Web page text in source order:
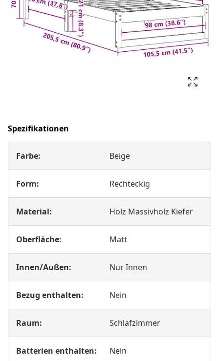
Spezifikationen
Farbe: Beige
Form: Rechteckig
Material: Holz Massivholz Kiefer
Oberfläche: Matt
Innen/Außen: Nur Innen
Bezug enthalten: Nein
Raum: Schlafzimmer
Batterien enthalten: Nein